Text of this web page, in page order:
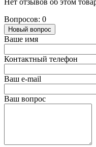
Нет отзывов об этом
Вопросов: 0
Новый вопрос
Ваше имя
Контактный телефон
Ваш e-mail
Ваш вопрос